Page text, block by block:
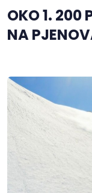
OKO 1. 200
NA